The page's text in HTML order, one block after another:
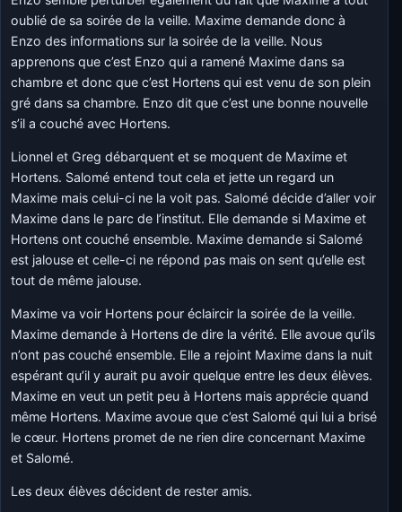
oublié de sa soirée de la veille. Maxime demande donc à
Enzo des informations sur la soirée de la veille. Nous
apprenons que c’est Enzo qui a ramené Maxime dans sa
chambre et donc que c’est Hortens qui est venu de son plein
gré dans sa chambre. Enzo dit que c’est une bonne nouvelle
s’il a couché avec Hortens.
Lionnel et Greg débarquent et se moquent de Maxime et
Hortens. Salomé entend tout cela et jette un regard un
Maxime mais celui-ci ne la voit pas. Salomé décide d’aller voir
Maxime dans le parc de l’institut. Elle demande si Maxime et
Hortens ont couché ensemble. Maxime demande si Salomé
est jalouse et celle-ci ne répond pas mais on sent qu’elle est
tout de même jalouse.
Maxime va voir Hortens pour éclaircir la soirée de la veille.
Maxime demande à Hortens de dire la vérité. Elle avoue qu’ils
n’ont pas couché ensemble. Elle a rejoint Maxime dans la nuit
espérant qu’il y aurait pu avoir quelque entre les deux élèves.
Maxime en veut un petit peu à Hortens mais apprécie quand
même Hortens. Maxime avoue que c’est Salomé qui lui a brisé
le cœur. Hortens promet de ne rien dire concernant Maxime
et Salomé.
Les deux élèves décident de rester amis.